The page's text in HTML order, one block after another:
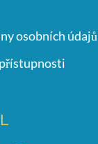
osobních údajů